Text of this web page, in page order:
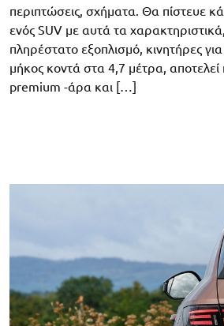
περιπτώσεις, σχήματα. Θα πίστευε
ενός SUV με αυτά τα
πληρέστατο εξοπλισμό, κινητήρες
μήκος κοντά στα 4,7 μέτρα,
premium -άρα και […]